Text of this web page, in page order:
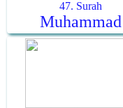
47. Surah
Muhammad